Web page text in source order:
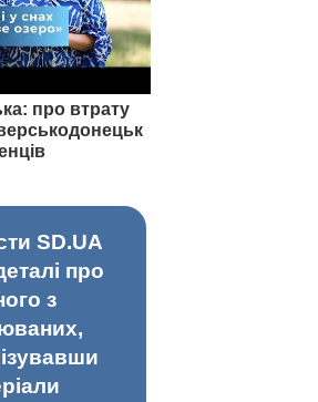
про втрату
SD.UA
про
з